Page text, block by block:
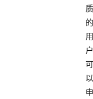
质
的
用
户
可
以
申